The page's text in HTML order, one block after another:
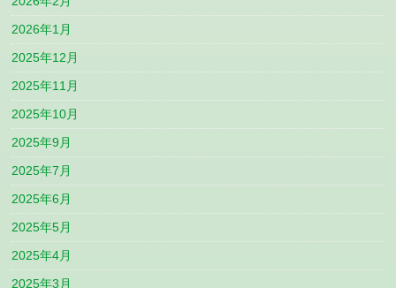
2026年1月
2025年12月
2025年11月
2025年10月
2025年9月
2025年7月
2025年6月
2025年5月
2025年4月
2025年3月